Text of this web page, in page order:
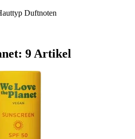
Duftnoten
9 Artikel